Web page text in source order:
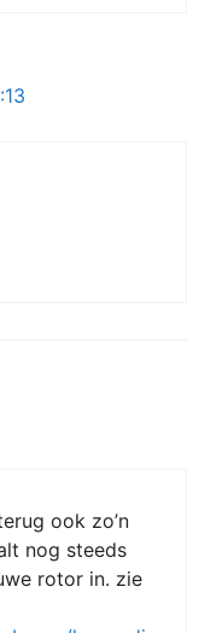
ook zo’n
nog steeds
rotor in. zie